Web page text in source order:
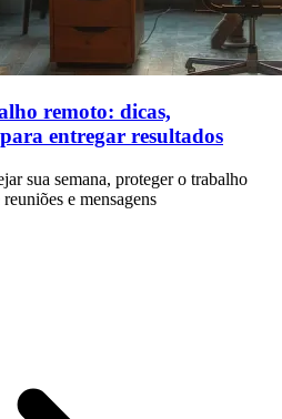
remoto: dicas,
entregar resultados
sua semana, proteger o trabalho
e mensagens